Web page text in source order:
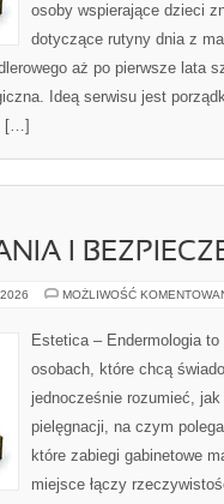
osoby wspierające dzieci
dotyczące rutyny dnia z
aż po pierwsze lata
Ideą serwisu jest
[…]
I
MOŻLIWOŚĆ
Estetica – Endermologia
osobach, które chcą
jednocześnie rozumieć, jak
pielęgnacji, na czym
które zabiegi gabinetowe
miejsce łączy